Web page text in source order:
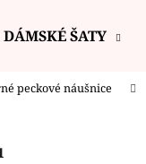
DÁMSKÉ ŠATY
peckové náušnice